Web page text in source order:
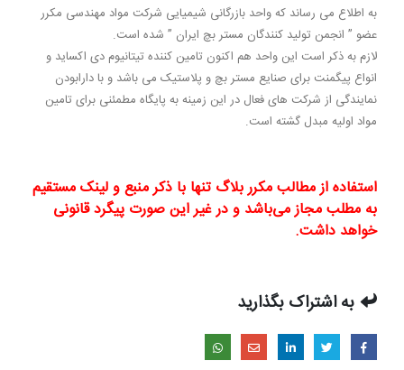
در
انجمن
تولید
کنندگان
مستربچ
ایران
به اطلاع می رساند که واحد بازرگانی شیمیایی شرکت مواد مهندسی مکرر
عضو ” انجمن تولید کنندگان مستر بچ ایران ” شده است.
لازم به ذکر است این واحد هم اکنون تامین کننده تیتانیوم دی اکساید و
انواع پیگمنت برای صنایع مستر بچ و پلاستیک می باشد و با دارابودن
نمایندگی از شرکت های فعال در این زمینه به پایگاه مطمئنی برای تامین
مواد اولیه مبدل گشته است.
استفاده از مطالب مکرر بلاگ تنها با ذکر منبع و لینک مستقیم
به مطلب مجاز می‌باشد و در غیر این صورت پیگرد قانونی
خواهد داشت.
به اشتراک بگذارید